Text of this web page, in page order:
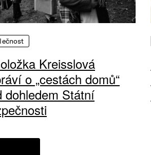
Kreisslová
o „cestách domů“
dohledem Státní